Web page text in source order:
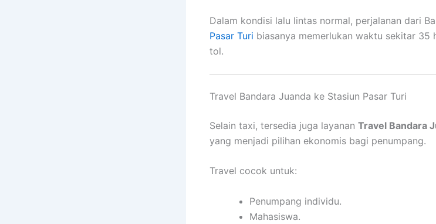
Dalam kondisi lalu lintas normal, perjalanan dari
Pasar Turi biasanya memerlukan waktu sekitar 35
tol.
Travel Bandara Juanda ke Stasiun Pasar Turi
Selain taxi, tersedia juga layanan Travel Bandara
yang menjadi pilihan ekonomis bagi penumpang.
Travel cocok untuk:
Penumpang individu.
Mahasiswa.